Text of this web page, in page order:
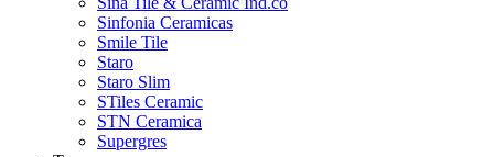
Sinfonia Ceramicas
Smile Tile
Staro
Staro Slim
STiles Ceramic
STN Ceramica
Supergres